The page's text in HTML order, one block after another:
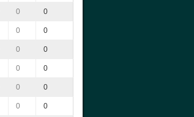
0 0
0 0
0 0
0 0
0 0
0 0